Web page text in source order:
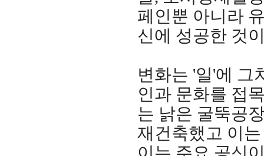
페인뿐 아니라
신에 성공한 것
변화는 '일'에 그
인과 문화를 접
는 낡은 굴뚝공
재건축했고 이